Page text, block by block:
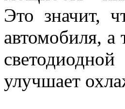
Это значит,
автомобиля, а
улучшает